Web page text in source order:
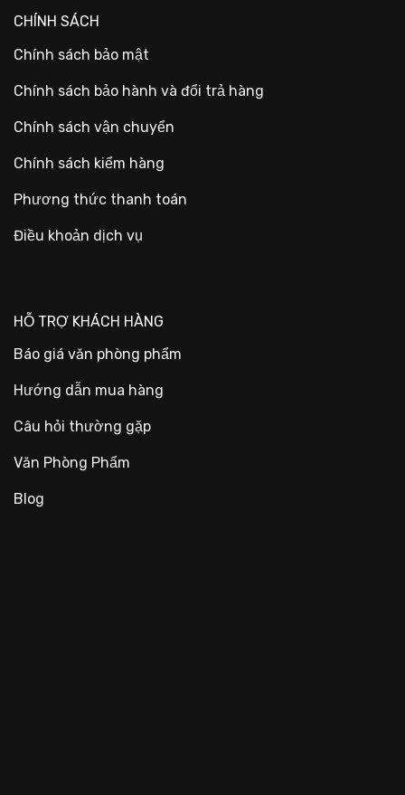
CHÍNH SÁCH
Chính sách bảo mật
Chính sách bảo hành và đổi trả hàng
Chính sách vận chuyển
Chính sách kiểm hàng
Phương thức thanh toán
Điều khoản dịch vụ
HỖ TRỢ KHÁCH HÀNG
Báo giá văn phòng phẩm
Hướng dẫn mua hàng
Câu hỏi thường gặp
Văn Phòng Phẩm
Blog